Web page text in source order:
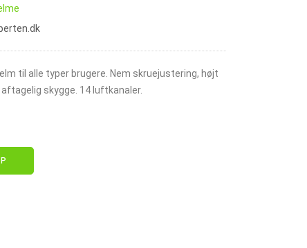
til alle typer brugere. Nem skruejustering, højt
skygge. 14 luftkanaler.